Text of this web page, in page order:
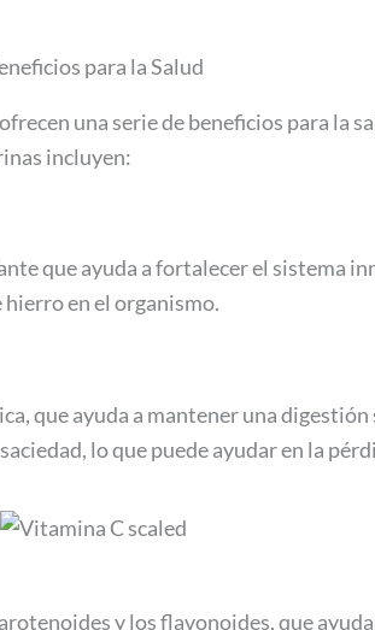
para la Salud
una serie de beneficios para la
incluyen:
que ayuda a fortalecer el sistema
en el organismo.
que ayuda a mantener una
lo que puede ayudar en la
y los flavonoides, que